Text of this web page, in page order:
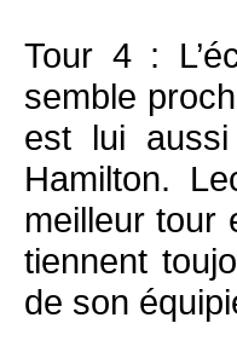
Tour 4 :
semble
est lui
Hamilton.
meilleur tour
tiennent
de son